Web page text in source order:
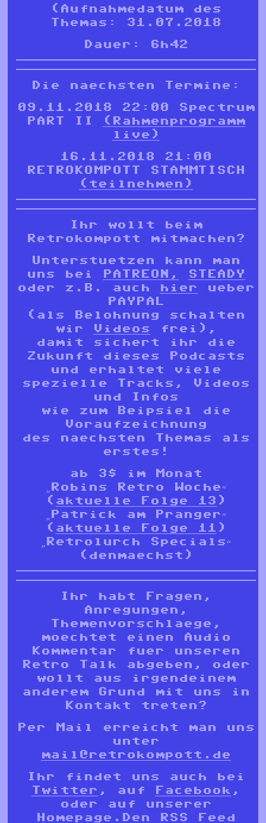
(Aufnahmedatum des
Themas: 31.07.2018
Dauer: 6h42
Die naechsten Termine:
09.11.2018 22:00 Spectrum
PART II
(Rahmenprogramm
live)
16.11.2018 21:00
RETROKOMPOTT STAMMTISCH
(teilnehmen)
Ihr wollt beim
Retrokompott mitmachen?
Unterstuetzen kann man
uns bei
PATREON,
STEADY
oder z.B. auch
hier
ueber
PAYPAL
(als Belohnung schalten
wir
Videos
frei),
damit sichert ihr die
Zukunft dieses Podcasts
und erhaltet viele
spezielle Tracks, Videos
und Infos
wie zum Beipsiel die
Voraufzeichnung
des naechsten Themas als
erstes!
ab 3$ im Monat
„Robins Retro Woche“
( aktuelle Folge 13 )
„Patrick am Pranger“
( aktuelle Folge 11
)
„Retrolurch Specials“
(denmaechst)
Ihr habt Fragen,
Anregungen,
Themenvorschlaege,
moechtet einen Audio
Kommentar fuer unseren
Retro Talk abgeben, oder
wollt aus irgendeinem
anderem Grund mit uns in
Kontakt treten?
Per Mail erreicht man uns
unter
mail@retrokompott.de
Ihr findet uns auch bei
Twitter , auf Facebook ,
oder auf unserer
Homepage .Den
RSS Feed